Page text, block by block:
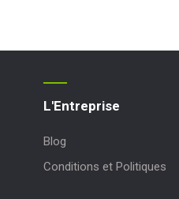
L'Entreprise
Blog
Conditions et Politiques